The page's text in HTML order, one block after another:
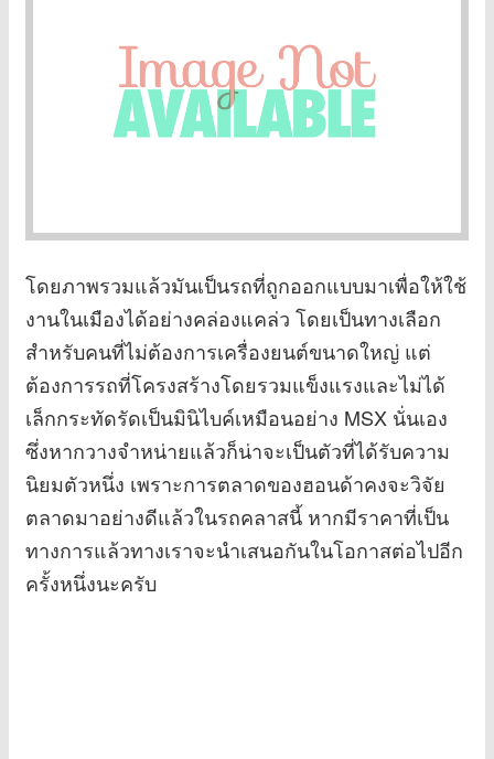
โดยภาพรวมแล้วมันเป็นรถที่ถูกออกแบบมาเพื่อให้ใช้
งานในเมืองได้อย่างคล่องแคล่ว โดยเป็นทางเลือก
สำหรับคนที่ไม่ต้องการเครื่องยนต์ขนาดใหญ่ แต่
ต้องการรถที่โครงสร้างโดยรวมแข็งแรงและไม่ได้
เล็กกระทัดรัดเป็นมินิไบค์เหมือนอย่าง MSX นั่นเอง
ซึ่งหากวางจำหน่ายแล้วก็น่าจะเป็นตัวที่ได้รับความ
นิยมตัวหนึ่ง เพราะการตลาดของฮอนด้าคงจะวิจัย
ตลาดมาอย่างดีแล้วในรถคลาสนี้ หากมีราคาที่เป็น
ทางการแล้วทางเราจะนำเสนอกันในโอกาสต่อไปอีก
ครั้งหนึ่งนะครับ